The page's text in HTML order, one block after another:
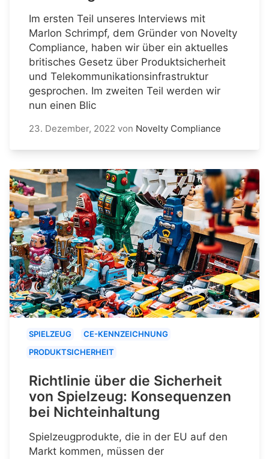
Im ersten Teil unseres Interviews mit
Marlon Schrimpf, dem Gründer von Novelty
Compliance, haben wir über ein aktuelles
britisches Gesetz über Produktsicherheit
und Telekommunikationsinfrastruktur
gesprochen. Im zweiten Teil werden wir
nun einen Blic
23. Dezember, 2022 von Novelty Compliance
SPIELZEUG
CE-KENNZEICHNUNG
PRODUKTSICHERHEIT
Richtlinie über die Sicherheit
von Spielzeug: Konsequenzen
bei Nichteinhaltung
Spielzeugprodukte, die in der EU auf den
Markt kommen, müssen der